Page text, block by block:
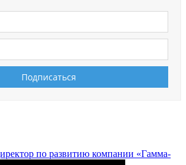
по развитию компании «Гамма-